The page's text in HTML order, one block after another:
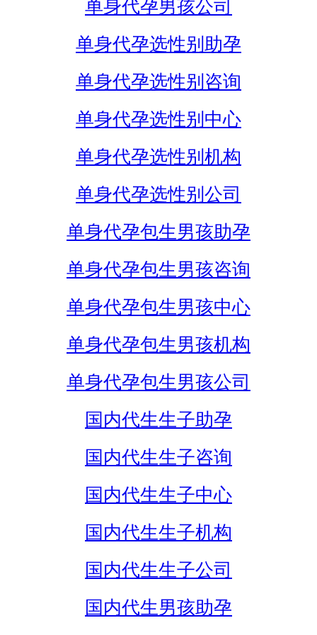
单身代孕男孩公司
单身代孕选性别助孕
单身代孕选性别咨询
单身代孕选性别中心
单身代孕选性别机构
单身代孕选性别公司
单身代孕包生男孩助孕
单身代孕包生男孩咨询
单身代孕包生男孩中心
单身代孕包生男孩机构
单身代孕包生男孩公司
国内代生生子助孕
国内代生生子咨询
国内代生生子中心
国内代生生子机构
国内代生生子公司
国内代生男孩助孕